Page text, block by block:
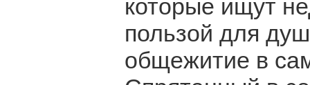
которые ищут
пользой для
общежитие в